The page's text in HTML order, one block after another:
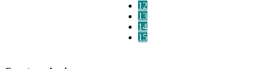
12
13
14
15